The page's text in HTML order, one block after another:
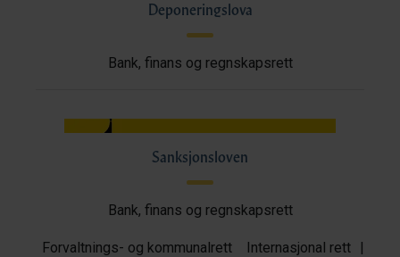
Deponeringslova
Bank, finans og regnskapsrett
Sanksjonsloven
Bank, finans og regnskapsrett
Forvaltnings- og kommunalrett Internasjonal rett |